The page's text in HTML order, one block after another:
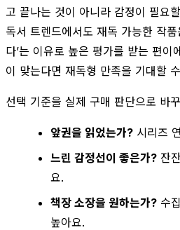
고 끝나는 것이 아니라 감정이 필요
독서 트렌드에서도 재독 가능한 작
다’는 이유로 높은 평가를 받는 편
이 맞는다면 재독형 만족을 기대할
선택 기준을 실제 구매 판단으로 바
앞권을 읽었는가? 시리즈
느린 감정선이 좋은가? 잔
요.
책장 소장을 원하는가? 수
높아요.